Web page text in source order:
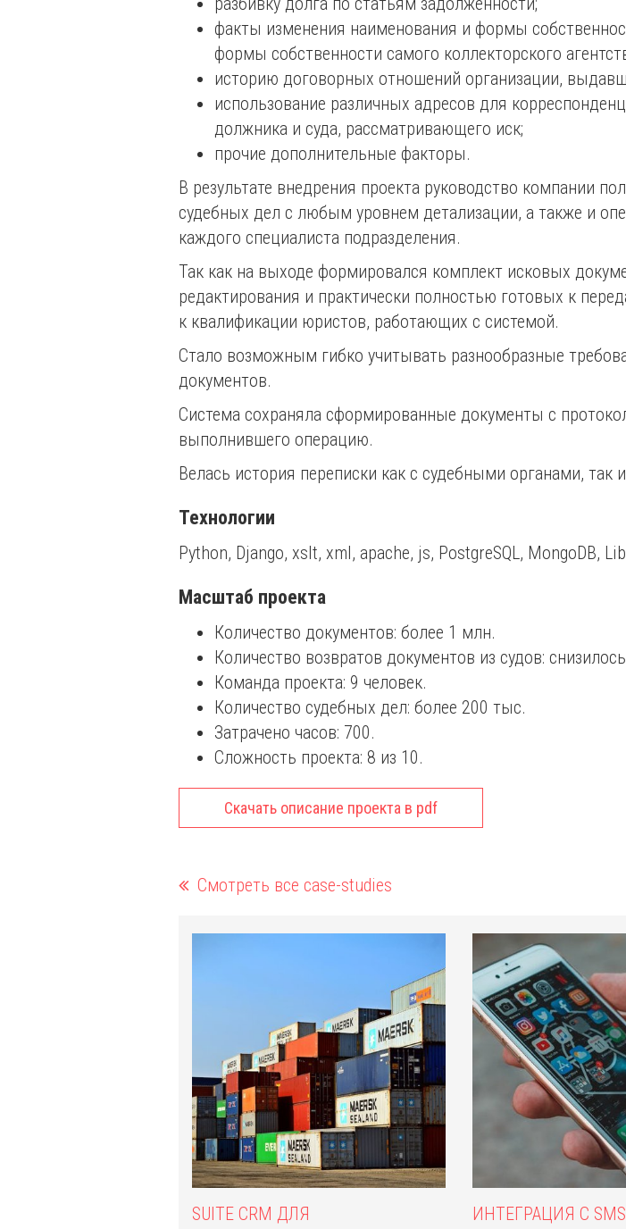
факты изменения наименования и формы
формы собственности самого коллекторского
историю договорных отношений организации,
использование различных адресов для
должника и суда, рассматривающего иск;
прочие дополнительные факторы.
В результате внедрения проекта руководство компании
судебных дел с любым уровнем детализации, а также и
каждого специалиста подразделения.
Так как на выходе формировался комплект исковых
редактирования и практически полностью готовых к
к квалификации юристов, работающих с системой.
Стало возможным гибко учитывать разнообразные
документов.
Система сохраняла сформированные документы с
выполнившего операцию.
Велась история переписки как с судебными органами,
Технологии
Python, Django, xslt, xml, apache, js, PostgreSQL, MongoDB,
Масштаб проекта
Количество документов: более 1 млн.
Количество возвратов документов из судов:
Команда проекта: 9 человек.
Количество судебных дел: более 200 тыс.
Затрачено часов: 700.
Сложность проекта: 8 из 10.
Скачать описание проекта в pdf
Смотреть все case-studies
SUITE CRM ДЛЯ
ИНТЕГРАЦИЯ С